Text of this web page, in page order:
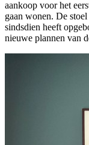
aankoop voor het
gaan wonen. De
sindsdien heeft
nieuwe plannen van